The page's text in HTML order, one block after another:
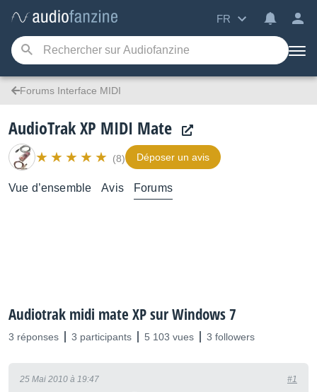
FR
Forums Interface MIDI
AudioTrak XP MIDI Mate
(8) Déposer un avis
Vue d’ensemble Avis Forums
Audiotrak midi mate XP sur Windows 7
3 réponses 3 participants 5 103 vues 3 followers
25 Mai 2010 à 19:47 #1